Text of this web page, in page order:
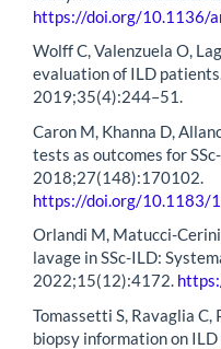
https://doi.org/10.1136/
Wolff C, Valenzuela O,
evaluation of ILD
2019;35(4):244–51.
Caron M, Khanna D,
tests as outcomes for
2018;27(148):170102.
https://doi.org/10.1183/
Orlandi M, Matucci-
lavage in SSc-ILD:
2022;15(12):4172.
Tomassetti S, Ravaglia C,
biopsy information on